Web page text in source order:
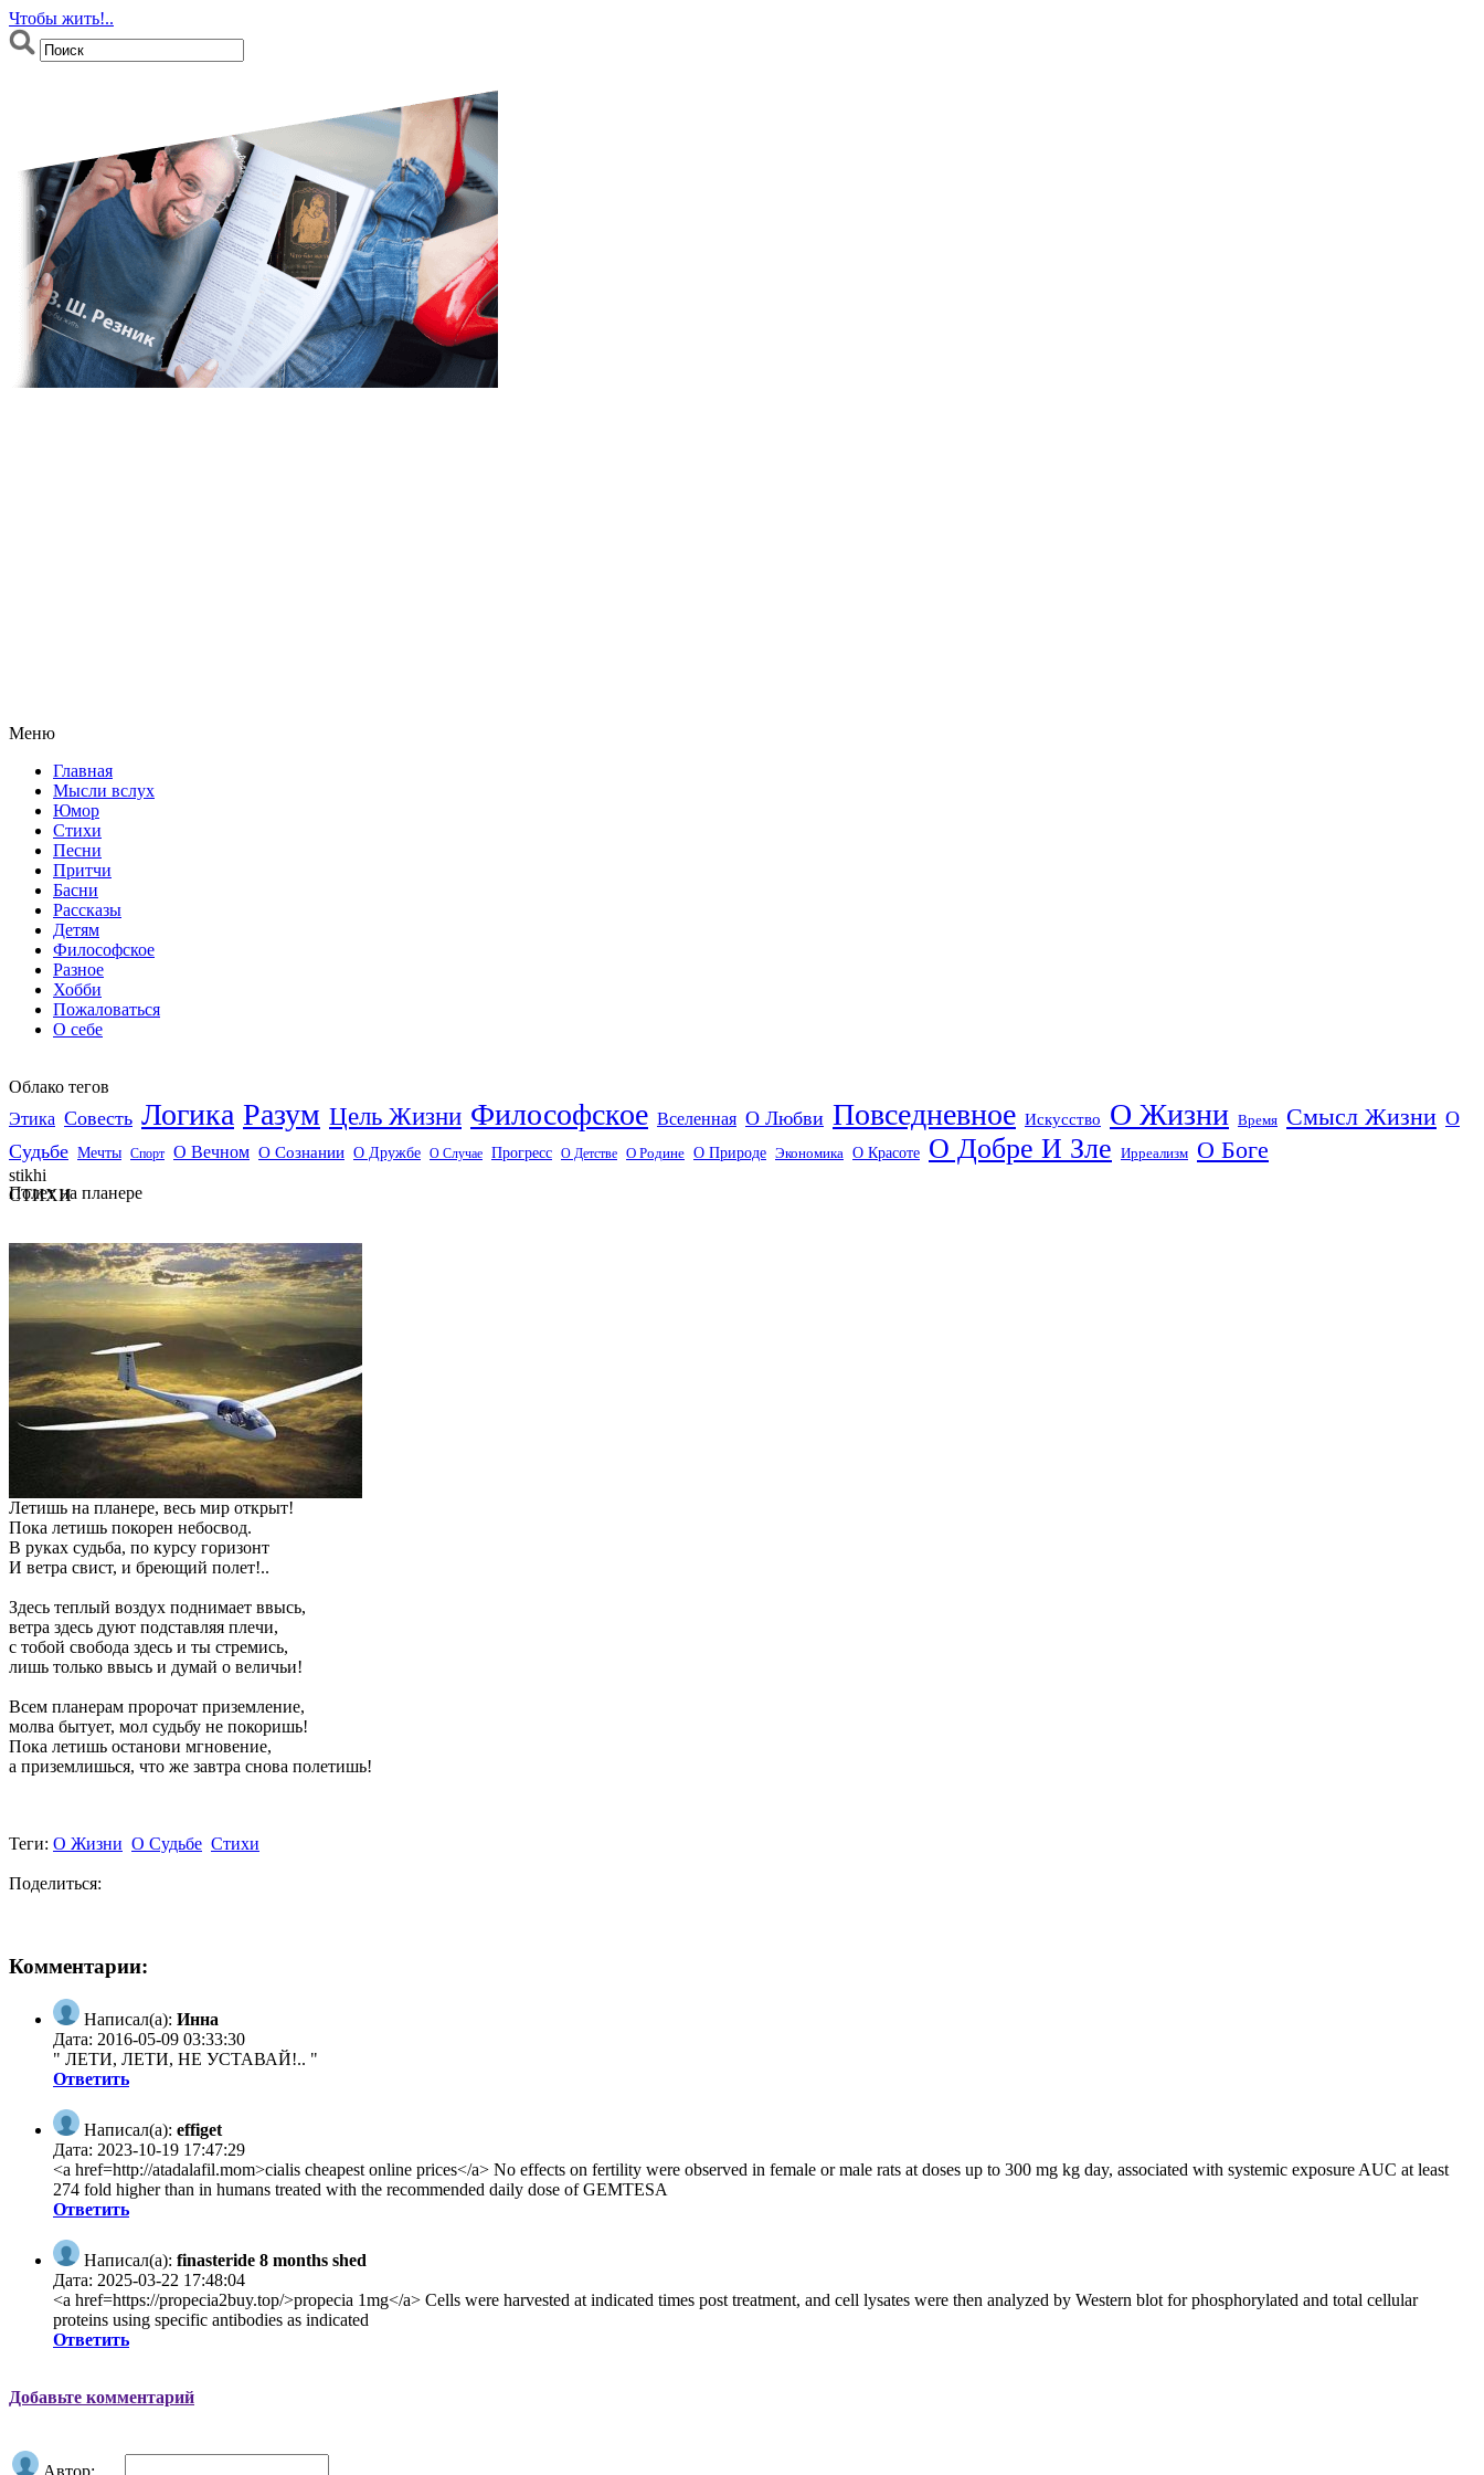
Чтобы жить!..
Меню
Главная
Мысли вслух
Юмор
Стихи
Песни
Притчи
Басни
Рассказы
Детям
Философское
Разное
Хобби
Пожаловаться
О себе
Облако тегов
Этика Совесть Логика Разум Цель Жизни Философское Вселенная О Любви Повседневное Искусство О Жизни Время Смысл Жизни О
Судьбе Мечты Спорт О Вечном О Сознании О Дружбе О Случае Прогресс О Детстве О Родине О Природе Экономика О Красоте О Добре И Зле Ирреализм О Боге
stikhi
СТИХИ
Полет на планере
Летишь на планере, весь мир открыт!
Пока летишь покорен небосвод.
В руках судьба, по курсу горизонт
И ветра свист, и бреющий полет!..
Здесь теплый воздух поднимает ввысь,
ветра здесь дуют подставляя плечи,
с тобой свобода здесь и ты стремись,
лишь только ввысь и думай о величьи!
Всем планерам пророчат приземление,
молва бытует, мол судьбу не покоришь!
Пока летишь останови мгновение,
а приземлишься, что же завтра снова полетишь!
Теги: О Жизни О Судьбе Стихи
Поделиться:
Комментарии:
Написал(а): Инна
Дата: 2016-05-09 03:33:30
" ЛЕТИ, ЛЕТИ, НЕ УСТАВАЙ!.. "
Ответить
Написал(а): effiget
Дата: 2023-10-19 17:47:29
<a href=http://atadalafil.mom>cialis cheapest online prices</a> No effects on fertility were observed in female or male rats at doses up to 300 mg kg day, associated with systemic exposure AUC at least
274 fold higher than in humans treated with the recommended daily dose of GEMTESA
Ответить
Написал(а): finasteride 8 months shed
Дата: 2025-03-22 17:48:04
<a href=https://propecia2buy.top/>propecia 1mg</a> Cells were harvested at indicated times post treatment, and cell lysates were then analyzed by Western blot for phosphorylated and total cellular
proteins using specific antibodies as indicated
Ответить
Добавьте комментарий